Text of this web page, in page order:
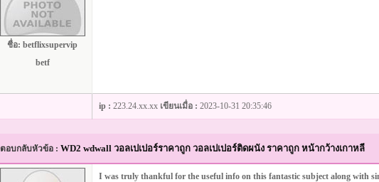
ชื่อ: betflixsupervip
betf
ip : 223.24.xx.xx เขียนเมื่อ : 2023-10-31 20:35:46
ตอบกลับหัวข้อ : WD2 wdwall วอลเปเปอร์ราคาถูก วอลเปเปอร์ติดผนัง ราคาถูก หน้ากว้างเกาหลี
I was truly thankful for the useful info on this fantastic subject along with